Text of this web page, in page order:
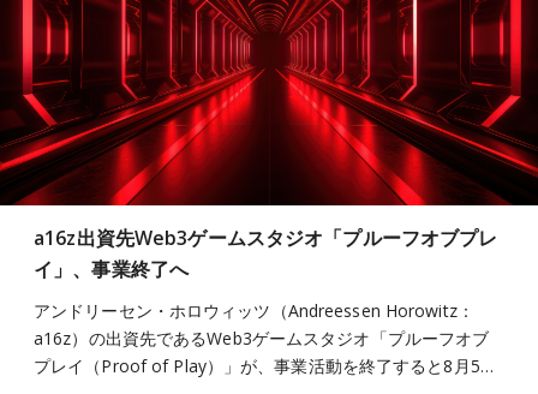
a16z出資先Web3ゲームスタジオ「プルーフオブプレ
イ」、事業終了へ
アンドリーセン・ホロウィッツ（Andreessen Horowitz：
a16z）の出資先であるWeb3ゲームスタジオ「プルーフオブ
プレイ（Proof of Play）」が、事業活動を終了すると8月5…